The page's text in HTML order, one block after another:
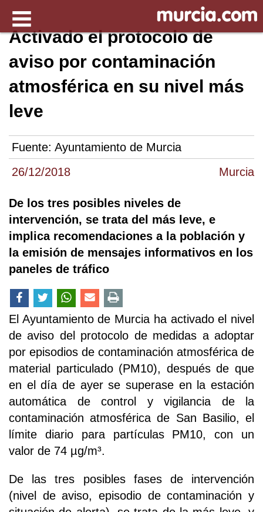
26/12/2018 Murcia
Activado el protocolo de
aviso por contaminación
atmosférica en su nivel más
leve
Fuente: Ayuntamiento de Murcia
De los tres posibles niveles de
intervención, se trata del más leve, e
implica recomendaciones a la población y
la emisión de mensajes informativos en los
paneles de tráfico
El Ayuntamiento de Murcia ha activado el nivel
de aviso del protocolo de medidas a adoptar
por episodios de contaminación atmosférica de
material particulado (PM10), después de que
en el día de ayer se superase en la estación
automática de control y vigilancia de la
contaminación atmosférica de San Basilio, el
límite diario para partículas PM10, con un
valor de 74 µg/m³.
De las tres posibles fases de intervención
(nivel de aviso, episodio de contaminación y